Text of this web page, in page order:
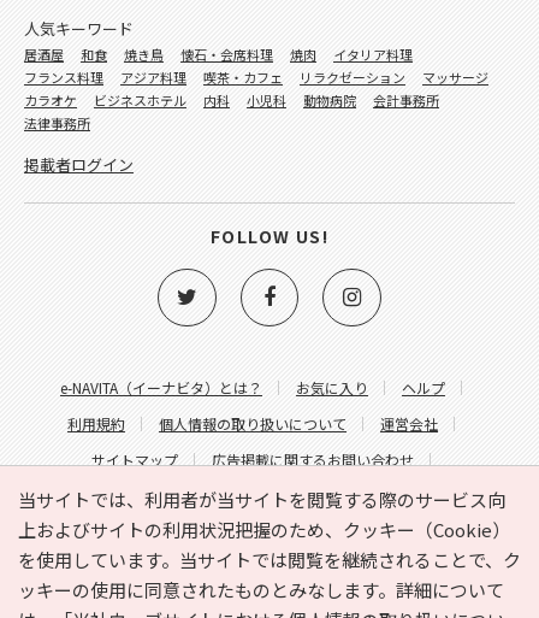
当サイトでは、利用者が当サイトを閲覧する際のサービス向
上およびサイトの利用状況把握のため、クッキー（Cookie）
を使用しています。当サイトでは閲覧を継続されることで、ク
ッキーの使用に同意されたものとみなします。詳細について
e-NAVITA（イーナビタ）とは？ お気に入り
ヘルプ
利用規約
個人情報の取り扱いについて
運営会社
サイトマップ
広告掲載に関するお問い合わせ
サイトの内容に関するお問い合わせ
人気キーワード
居酒屋 和食 焼き鳥 懐石・会席料理 焼肉
イタリア料理
フランス料理
アジア料理 喫茶・カフェ リラクゼーション
マッサージ
カラオケ
ビジネスホテル 内科 小児科 動物病院
会計事務所
法律事務所
掲載者ログイン
FOLLOW US!